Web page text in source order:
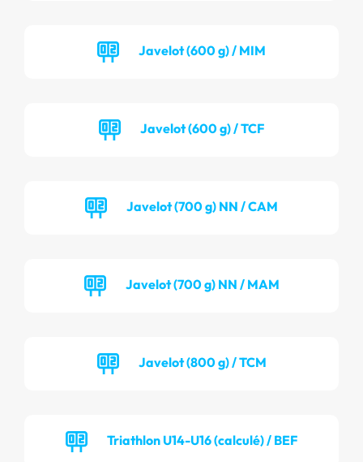
Javelot (600 g) / MIM
Javelot (600 g) / TCF
Javelot (700 g) NN / CAM
Javelot (700 g) NN / MAM
Javelot (800 g) / TCM
Triathlon U14-U16 (calculé) / BEF